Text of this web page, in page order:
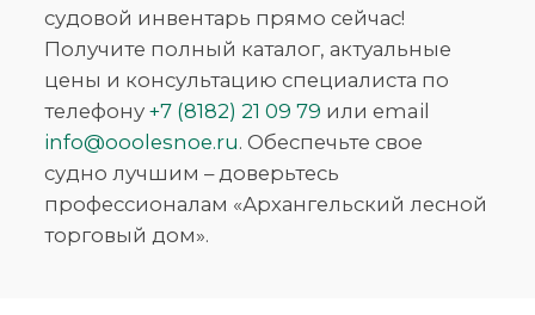
судовой инвентарь прямо сейчас!
Получите полный каталог, актуальные
цены и консультацию специалиста по
телефону+7 (8182) 21 09 79 или email
info@ooolesnoe.ru. Обеспечьте свое
судно лучшим – доверьтесь
профессионалам «Архангельский лесной
торговый дом».